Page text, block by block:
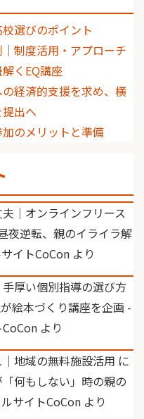
選びのポイント
制度活用・アプローチ
くEQ講座
経済的支援を求め、横
出へ
のメリットと準備
｜オンラインフリース
夜逆転、親のイライラ解
イトCoCon より
厚い個別指導の選び方
絵本づくり講座を企画 -
より
地域の無料施設活用 に
何もしない」時の親の
サイトCoCon より